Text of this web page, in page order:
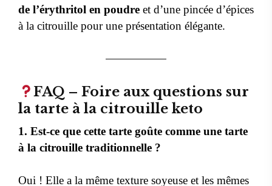
de l’érythritol en poudre et d’une pincée d’épices
à la citrouille pour une présentation élégante.
FAQ – Foire aux questions sur
la tarte à la citrouille keto
1. Est-ce que cette tarte goûte comme une tarte
à la citrouille traditionnelle ?
Oui ! Elle a la même texture soyeuse et les mêmes